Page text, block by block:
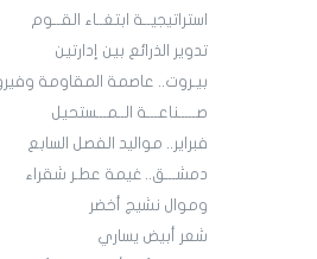
استراتيجيــة ابتغــاء القــوم
تدوير الذرائع بين إدارتين
بيـروت.. عاصمة المقاومة
صـــــناعـــة الــمـــستحيل
فبراير.. مواليد الفصل السابع
دمشـــق.. غيمة عطـر شقراء
وموال نشيج أخضر
شعر أبيض يساري